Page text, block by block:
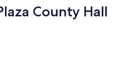
County Hall